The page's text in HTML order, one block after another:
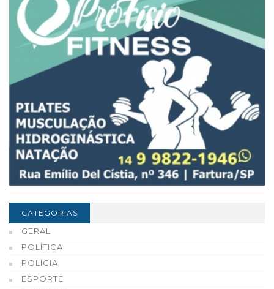
CATEGORIAS
GERAL
POLÍTICA
POLÍCIA
ESPORTE